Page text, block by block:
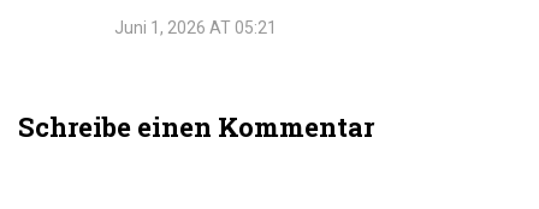
Juni 1, 2026 AT 05:21
Schreibe einen Kommentar